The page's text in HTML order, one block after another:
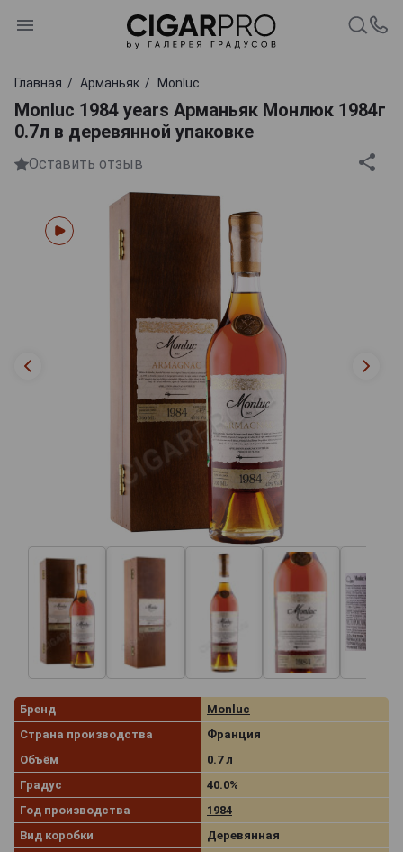
Главная Арманьяк Monluc
Monluc 1984 years Арманьяк Монлюк 1984г
0.7л в деревянной упаковке
Оставить отзыв
Бренд
Monluc
Страна производства
Франция
Объём
0.7 л
Градус
40.0%
Год производства
1984
Вид коробки
Деревянная